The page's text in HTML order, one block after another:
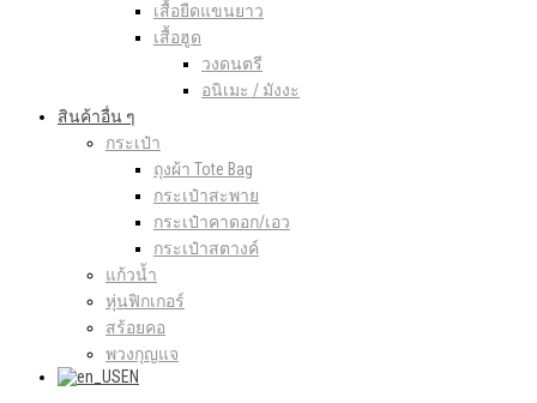
เสื้อยืดแขนยาว
เสื้อฮูด
วงดนตรี
อนิเมะ / มังงะ
สินค้าอื่น ๆ
กระเป๋า
ถุงผ้า Tote Bag
กระเป๋าสะพาย
กระเป๋าคาดอก/เอว
กระเป๋าสตางค์
แก้วน้ำ
หุ่นฟิกเกอร์
สร้อยคอ
พวงกุญแจ
EN